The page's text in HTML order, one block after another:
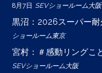
8月7日 SEVショールーム大阪
黒沼：2026スーパー
ショールーム東京
宮村：＃感動リングこ
SEVショールーム大阪